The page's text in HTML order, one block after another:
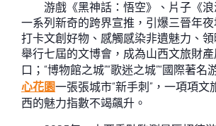
游戲《黑神話：悟空》、片子《浪
一系列新奇的跨界宣推，引爆三晉年夜
打卡文創好物、感觸感染非遺魅力、
舉行七屆的文博會，成為山西文旅財
口；“博物館之城”“歌迷之城”“國際著名
心花園一張張城市“新手刺”，一項項文
西的魅力指數不竭飆升。